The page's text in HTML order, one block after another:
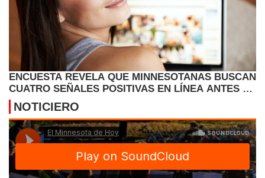
ENCUESTA REVELA QUE MINNESOTANAS BUSCAN
CUATRO SEÑALES POSITIVAS EN LÍNEA ANTES DE
EMPEZAR A SALIR CON UN HOMBRE
NOTICIERO